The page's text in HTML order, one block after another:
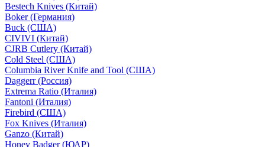
Bestech Knives (Китай)
Boker (Германия)
Buck (США)
CIVIVI (Китай)
CJRB Cutlery (Китай)
Cold Steel (США)
Columbia River Knife and Tool (США)
Daggerr (Россия)
Extrema Ratio (Италия)
Fantoni (Италия)
Firebird (США)
Fox Knives (Италия)
Ganzo (Китай)
Honey Badger (ЮАР)